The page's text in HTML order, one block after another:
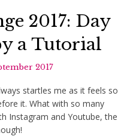
2017: Day
a Tutorial
2017
startles me as it feels so
it. What with so many
Instagram and Youtube, the